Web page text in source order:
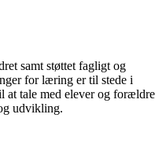
samt støttet fagligt og
for læring er til stede i
at tale med elever og forældre
udvikling.